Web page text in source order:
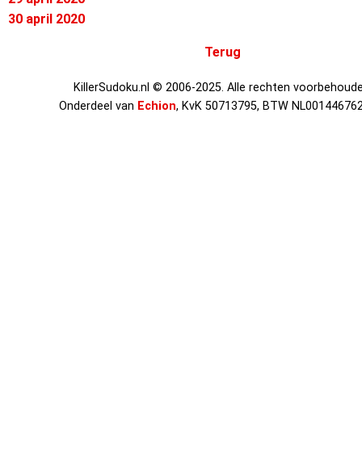
30 april 2020
Terug
KillerSudoku.nl © 2006-2025. Alle rechten
Onderdeel van Echion, KvK 50713795, BTW